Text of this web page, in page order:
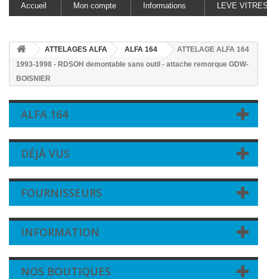
Accueil Mon compte Informations LEVE
ATTELAGES ALFA ALFA 164
ATTELAGE ALFA 164
1993-1998 - RDSOH demontable sans outil - attache remorque GDW-
BOISNIER
ALFA 164
DÉJÀ VUS
FOURNISSEURS
INFORMATION
NOS BOUTIQUES